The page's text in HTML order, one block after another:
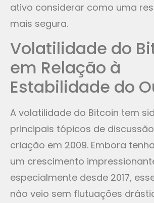
ativo considerar como uma
mais segura.
Volatilidade do
em Relação à
Estabilidade do
A volatilidade do Bitcoin tem
principais tópicos de
criação em 2009. Embora
um crescimento
especialmente desde 2017,
não veio sem flutuações